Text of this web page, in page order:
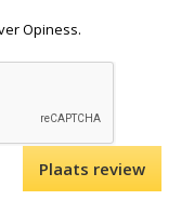
Opiness.